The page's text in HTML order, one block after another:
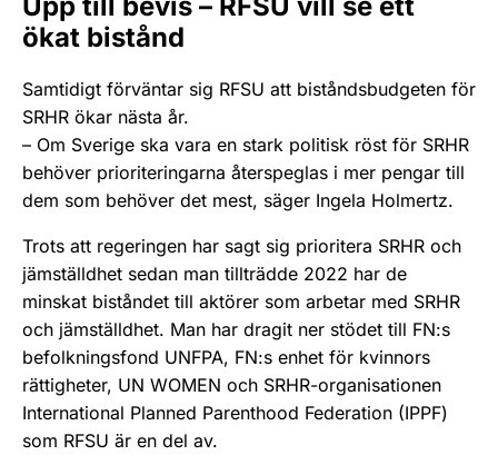
ökat bistånd
Samtidigt förväntar sig RFSU att biståndsbudgeten för
SRHR ökar nästa år.
– Om Sverige ska vara en stark politisk röst för SRHR
behöver prioriteringarna återspeglas i mer pengar till
dem som behöver det mest, säger Ingela Holmertz.
Trots att regeringen har sagt sig prioritera SRHR och
jämställdhet sedan man tillträdde 2022 har de
minskat biståndet till aktörer som arbetar med SRHR
och jämställdhet. Man har dragit ner stödet till FN:s
befolkningsfond UNFPA, FN:s enhet för kvinnors
rättigheter, UN WOMEN och SRHR-organisationen
International Planned Parenthood Federation (IPPF)
som RFSU är en del av.